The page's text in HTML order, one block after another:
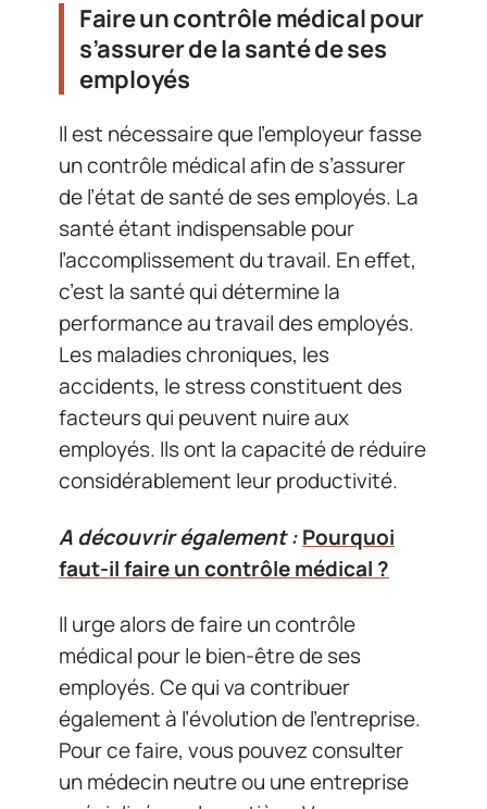
Faire un contrôle médical pour
s’assurer de la santé de ses
employés
Il est nécessaire que l’employeur fasse
un contrôle médical afin de s’assurer
de l’état de santé de ses employés. La
santé étant indispensable pour
l’accomplissement du travail. En effet,
c’est la santé qui détermine la
performance au travail des employés.
Les maladies chroniques, les
accidents, le stress constituent des
facteurs qui peuvent nuire aux
employés. Ils ont la capacité de réduire
considérablement leur productivité.
A découvrir également :Pourquoi
faut-il faire un contrôle médical ?
Il urge alors de faire un contrôle
médical pour le bien-être de ses
employés. Ce qui va contribuer
également à l’évolution de l’entreprise.
Pour ce faire, vous pouvez consulter
un médecin neutre ou une entreprise